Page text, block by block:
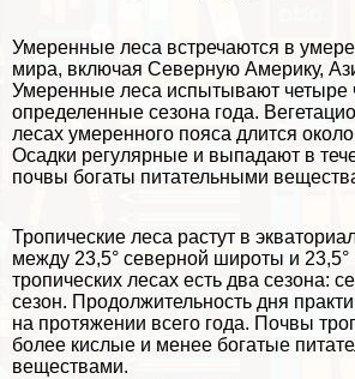
Умеренные леса встречаются в
мира, включая Северную Америку,
Умеренные леса испытывают четыре
определенные сезона года.
лесах умеренного пояса длится
Осадки регулярные и выпадают в
почвы богаты питательными
Тропические леса растут в
между 23,5° северной широты и
тропических лесах есть два сезона:
сезон. Продолжительность дня
на протяжении всего года. Почвы
более кислые и менее богатые
веществами.